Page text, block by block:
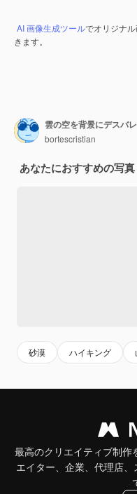
AI 画像生成ツールでオリジナル
きます。
雲の空を背景にデスバ
bortescristian
あなたにおすすめの写真
砂漠 ハイキング
最高のクリエイティブ制作
エイター、企業、代理店